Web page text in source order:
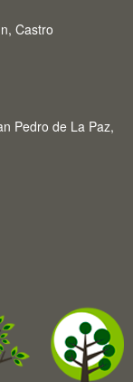
Castro
Pedro de La Paz,